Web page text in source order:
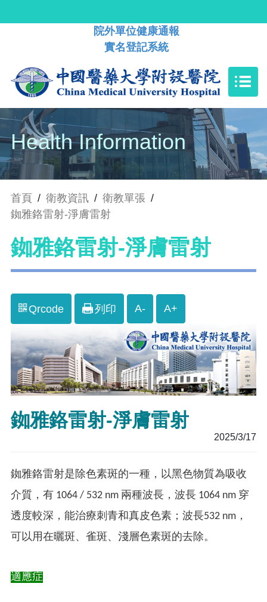
院外單位健康通報
實名登記系統
Health Information
首頁 / 衛教資訊 / 衛教單張 /
銣雅鉻雷射-淨膚雷射
銣雅鉻雷射-淨膚雷射
Qrcode 列印 A- A+
銣雅鉻雷射-淨膚雷射
2025/3/17
銣雅鉻雷射是除色素斑的一種，以黑色物質為吸收
介質，有 1064 / 532 nm 兩種波長，波長 1064 nm 穿
透度較深，能治療刺青和真皮色素；波長532 nm，
可以用在曬斑、雀斑、淺層色素斑的去除。
適應症